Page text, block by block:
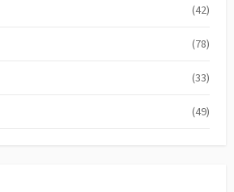
(42)
(78)
(33)
(49)